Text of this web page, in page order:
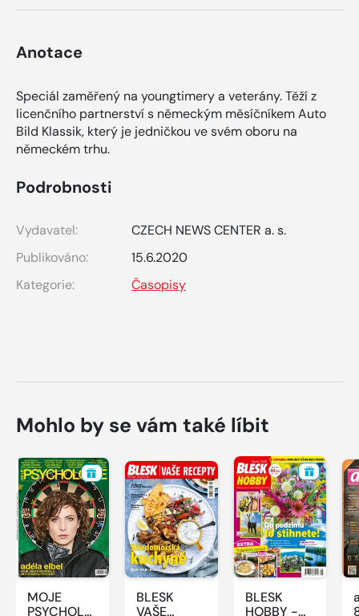
Anotace
Speciál zaměřený na youngtimery a veterány. Těží z
licenčního partnerství s německým měsíčníkem Auto
Bild Klassik, který je jedničkou ve svém oboru na
německém trhu.
Podrobnosti
Vydavatel:
CZECH NEWS CENTER a. s.
Publikováno:
15.6.2020
Kategorie:
Časopisy
Mohlo by se vám také líbit
MOJE
PSYCHOLOGIE
BLESK
VAŠE
BLESK
HOBBY -